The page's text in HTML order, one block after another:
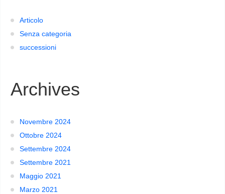
Articolo
Senza categoria
successioni
Archives
Novembre 2024
Ottobre 2024
Settembre 2024
Settembre 2021
Maggio 2021
Marzo 2021